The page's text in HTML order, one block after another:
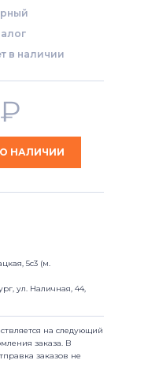
в наличии
₽
НАЛИЧИИ
5с3 (м.
ул. Наличная, 44,
на следующий
заказа. В
заказов не